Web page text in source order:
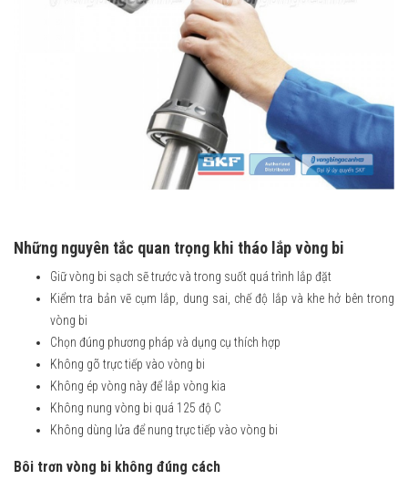
Những nguyên tắc quan trọng khi tháo lắp vòng bi
Giữ vòng bi sạch sẽ trước và trong suốt quá trình lắp đặt
Kiểm tra bản vẽ cụm lắp, dung sai, chế độ lắp và khe hở bên trong
vòng bi
Chọn đúng phương pháp và dụng cụ thích hợp
Không gõ trực tiếp vào vòng bi
Không ép vòng này để lắp vòng kia
Không nung vòng bi quá 125 độ C
Không dùng lửa để nung trực tiếp vào vòng bi
Bôi trơn vòng bi không đúng cách